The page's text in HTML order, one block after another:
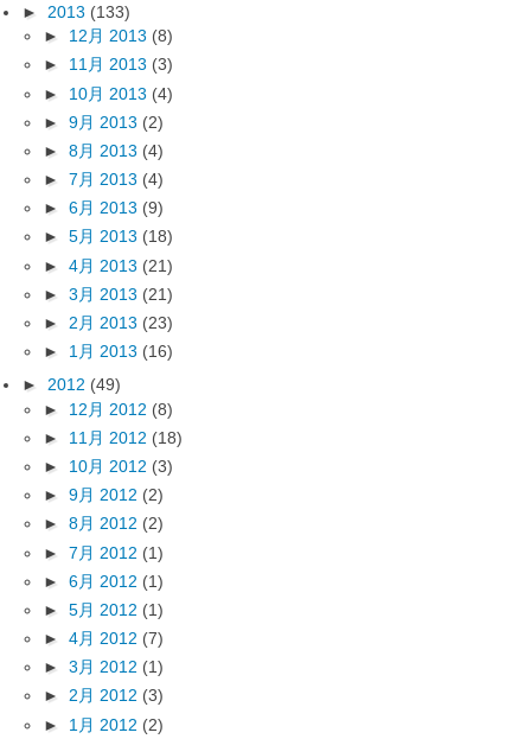
► 2013 (133)
► 12月 2013 (8)
► 11月 2013 (3)
► 10月 2013 (4)
► 9月 2013 (2)
► 8月 2013 (4)
► 7月 2013 (4)
► 6月 2013 (9)
► 5月 2013 (18)
► 4月 2013 (21)
► 3月 2013 (21)
► 2月 2013 (23)
► 1月 2013 (16)
► 2012 (49)
► 12月 2012 (8)
► 11月 2012 (18)
► 10月 2012 (3)
► 9月 2012 (2)
► 8月 2012 (2)
► 7月 2012 (1)
► 6月 2012 (1)
► 5月 2012 (1)
► 4月 2012 (7)
► 3月 2012 (1)
► 2月 2012 (3)
► 1月 2012 (2)